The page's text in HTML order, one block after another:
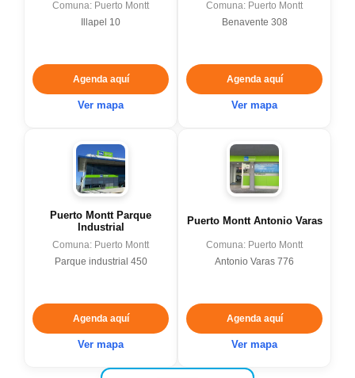
Comuna: Puerto Montt
Illapel 10
Agenda aquí
Ver mapa
Comuna: Puerto Montt
Benavente 308
Agenda aquí
Ver mapa
Puerto Montt Parque
Industrial
Comuna: Puerto Montt
Parque industrial 450
Agenda aquí
Ver mapa
Puerto Montt Antonio Varas
Comuna: Puerto Montt
Antonio Varas 776
Agenda aquí
Ver mapa